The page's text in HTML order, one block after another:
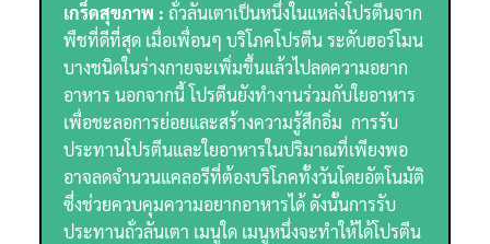
เกร็ดสุขภาพ : ถั่วลันเตาเป็นหนึ่งในแหล่งโปรตีนจาก
พืชที่ดีที่สุด เมื่อเพื่อนๆ บริโภคโปรตีน ระดับฮอร์โมน
บางชนิดในร่างกายจะเพิ่มขึ้นแล้วไปลดความอยาก
อาหาร นอกจากนี้ โปรตีนยังทำงานร่วมกับใยอาหาร
เพื่อชะลอการย่อยและสร้างความรู้สึกอิ่ม การรับ
ประทานโปรตีนและใยอาหารในปริมาณที่เพียงพอ
อาจลดจำนวนแคลอรีที่ต้องบริโภคทั้งวันโดยอัตโนมัติ
ซึ่งช่วยควบคุมความอยากอาหารได้ ดังนั้นการรับ
ประทานถั่วลันเตา เมนูใด เมนูหนึ่งจะทำให้ได้โปรตีน